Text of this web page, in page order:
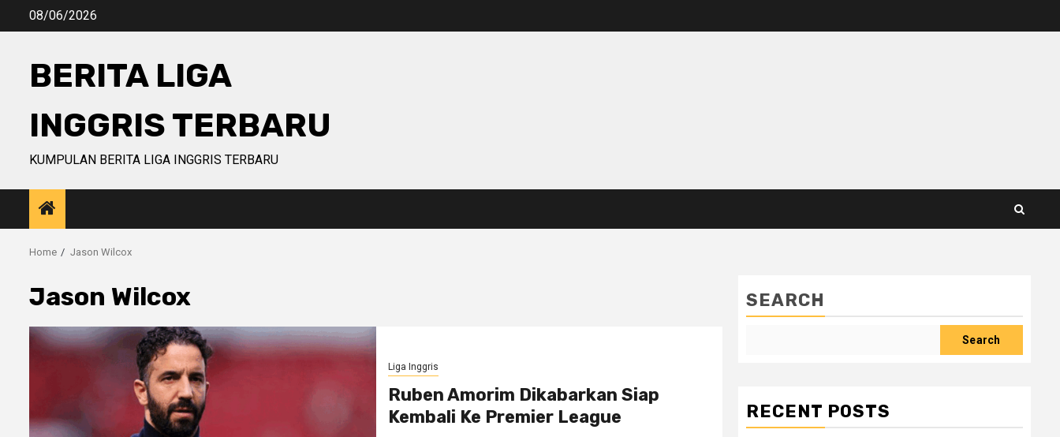
08/06/2026
BERITA LIGA
INGGRIS TERBARU
KUMPULAN BERITA LIGA INGGRIS TERBARU
Home Jason Wilcox
Jason Wilcox
Liga Inggris
Ruben Amorim Dikabarkan Siap
Kembali Ke Premier League
SEARCH
Search
RECENT POSTS